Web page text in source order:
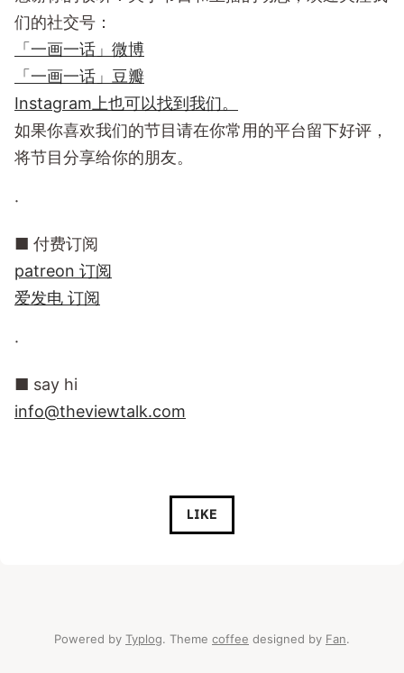
们的社交号：
「一画一话」微博
「一画一话」豆瓣
Instagram上也可以找到我们。
如果你喜欢我们的节目请在你常用的平台留下好评，
将节目分享给你的朋友。
·
■ 付费订阅
patreon 订阅
爱发电 订阅
·
■ say hi
info@theviewtalk.com
LIKE
Powered by Typlog. Theme coffee designed by Fan.